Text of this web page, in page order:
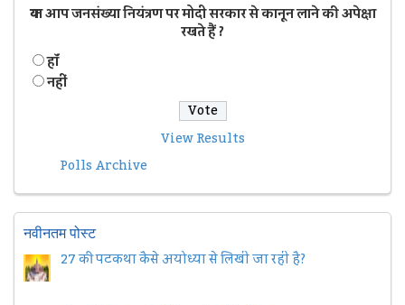
क्या आप जनसंख्या नियंत्रण पर मोदी सरकार से कानून लाने की अपेक्षा
रखते हैं ?
हॉं
नहीं
View Results
Polls Archive
नवीनतम पोस्ट
27 की पटकथा कैसे अयोध्या से लिखी जा रही है?